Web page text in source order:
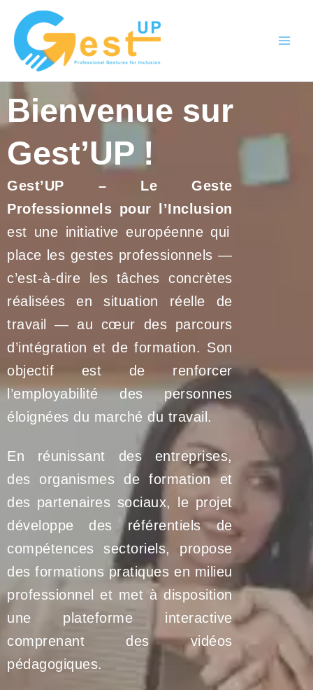
contenu
Bienvenue sur
Gest’UP !
Gest’UP – Le Geste
Professionnels pour l’Inclusion
est une initiative européenne qui
place les gestes professionnels —
c’est-à-dire les tâches concrètes
réalisées en situation réelle de
travail — au cœur des parcours
d’intégration et de formation. Son
objectif est de renforcer
l’employabilité des personnes
éloignées du marché du travail.
En réunissant des entreprises,
des organismes de formation et
des partenaires sociaux, le projet
développe des référentiels de
compétences sectoriels, propose
des formations pratiques en milieu
professionnel et met à disposition
une plateforme interactive
comprenant des vidéos
pédagogiques.